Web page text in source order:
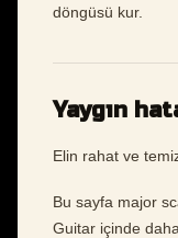
döngüsü kur.
Yaygın
Elin rahat ve
Bu sayfa major
Guitar içinde